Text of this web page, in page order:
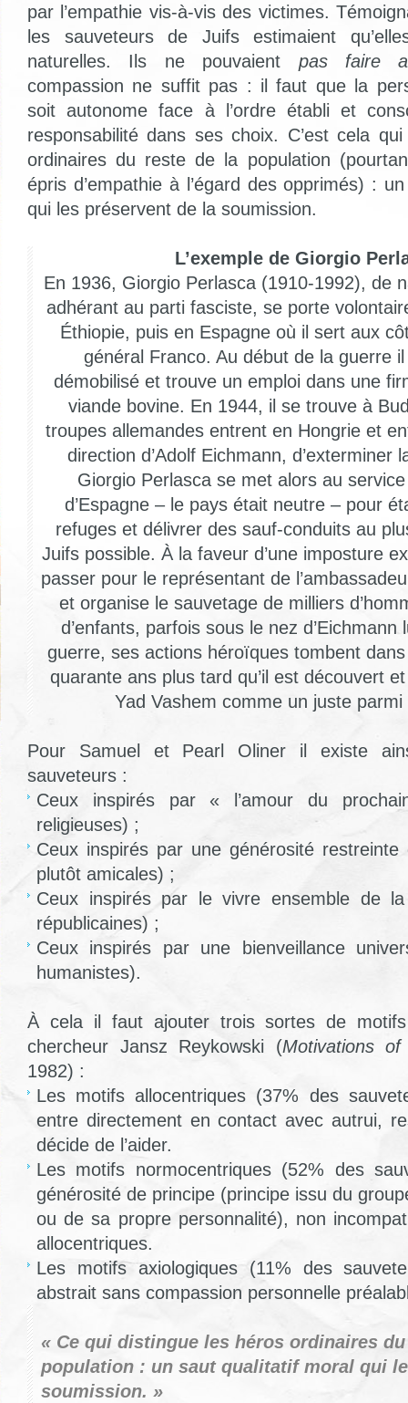
par l’empathie vis-à-vis des victimes.
les sauveteurs de Juifs estimaient
naturelles. Ils ne pouvaient pas faire
compassion ne suffit pas : il faut que la
soit autonome face à l’ordre établi et
responsabilité dans ses choix. C’est cela
ordinaires du reste de la population
épris d’empathie à l’égard des opprimés) :
qui les préservent de la soumission.
L’exemple de Giorgio
En 1936, Giorgio Perlasca (1910-1992), de
adhérant au parti fasciste, se porte
Éthiopie, puis en Espagne où il sert aux
général Franco. Au début de la guerre
démobilisé et trouve un emploi dans une
viande bovine. En 1944, il se trouve à
troupes allemandes entrent en Hongrie et
direction d’Adolf Eichmann, d’exterminer
Giorgio Perlasca se met alors au service
d’Espagne – le pays était neutre – pour
refuges et délivrer des sauf-conduits au
Juifs possible. À la faveur d’une imposture
passer pour le représentant de
et organise le sauvetage de milliers
d’enfants, parfois sous le nez d’Eichmann
guerre, ses actions héroïques tombent dans
quarante ans plus tard qu’il est découvert
Yad Vashem comme un juste
Pour Samuel et Pearl Oliner il existe
sauveteurs :
Ceux inspirés par « l’amour du
religieuses) ;
Ceux inspirés par une générosité restreinte
plutôt amicales) ;
Ceux inspirés par le vivre ensemble de
républicaines) ;
Ceux inspirés par une bienveillance
humanistes).
À cela il faut ajouter trois sortes de
chercheur Jansz Reykowski (Motivations of
1982) :
Les motifs allocentriques (37% des
entre directement en contact avec autrui,
décide de l’aider.
Les motifs normocentriques (52% des
générosité de principe (principe issu du
ou de sa propre personnalité), non
allocentriques.
Les motifs axiologiques (11% des
abstrait sans compassion personnelle
« Ce qui distingue les héros ordinaires
population : un saut qualitatif moral qui
soumission. »